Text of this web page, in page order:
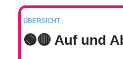
ÜBERSICHT
🟢🔴 Auf und